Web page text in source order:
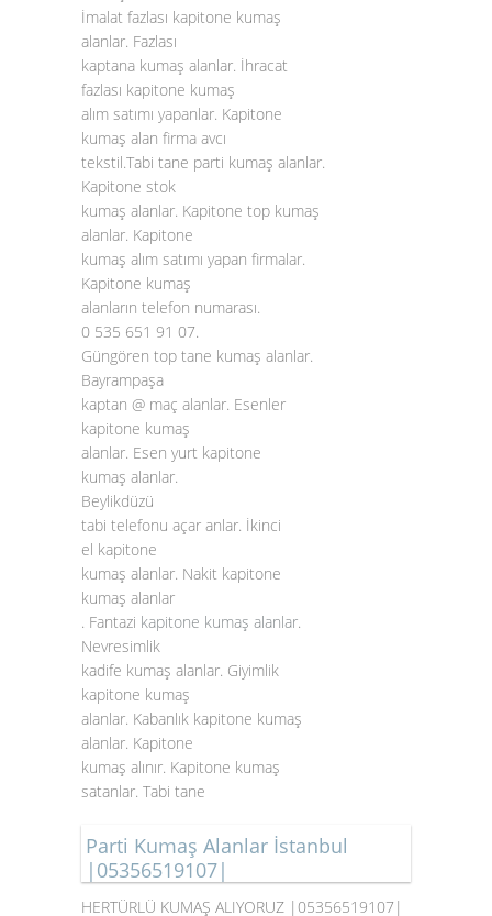
İmalat fazlası kapitone kumaş
alanlar. Fazlası
kaptana kumaş alanlar. İhracat
fazlası kapitone kumaş
alım satımı yapanlar. Kapitone
kumaş alan firma avcı
tekstil.Tabi tane parti kumaş alanlar.
Kapitone stok
kumaş alanlar. Kapitone top kumaş
alanlar. Kapitone
kumaş alım satımı yapan firmalar.
Kapitone kumaş
alanların telefon numarası.
0 535 651 91 07.
Güngören top tane kumaş alanlar.
Bayrampaşa
kaptan @ maç alanlar. Esenler
kapitone kumaş
alanlar. Esen yurt kapitone
kumaş alanlar.
Beylikdüzü
tabi telefonu açar anlar. İkinci
el kapitone
kumaş alanlar. Nakit kapitone
kumaş alanlar
. Fantazi kapitone kumaş alanlar.
Nevresimlik
kadife kumaş alanlar. Giyimlik
kapitone kumaş
alanlar. Kabanlık kapitone kumaş
alanlar. Kapitone
kumaş alınır. Kapitone kumaş
satanlar. Tabi tane
Parti Kumaş Alanlar İstanbul
|05356519107|
HERTÜRLÜ KUMAŞ ALIYORUZ |05356519107|